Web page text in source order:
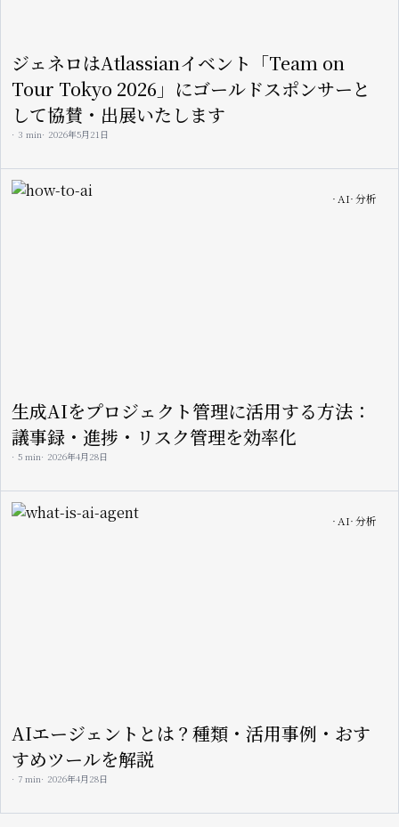
ジェネロはAtlassianイベント「Team on
Tour Tokyo 2026」にゴールドスポンサーと
して協賛・出展いたします
3 min 2026年5月21日
Image AI 分析
生成AIをプロジェクト管理に活用する方法：
議事録・進捗・リスク管理を効率化
5 min 2026年4月28日
Image AI 分析
AIエージェントとは？種類・活用事例・おす
すめツールを解説
7 min 2026年4月28日